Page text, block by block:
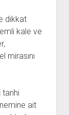
dikkat
kale ve
mirasını
tarihi
ait